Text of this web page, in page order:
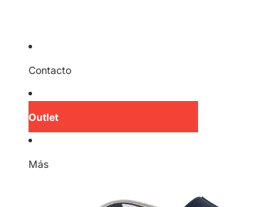
Contacto
Outlet
Más